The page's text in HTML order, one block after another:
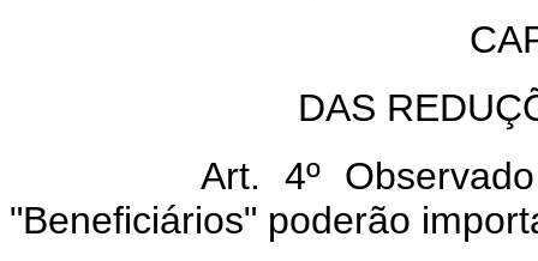
DAS
Art. 4º Observado o
"Beneficiários" poderão